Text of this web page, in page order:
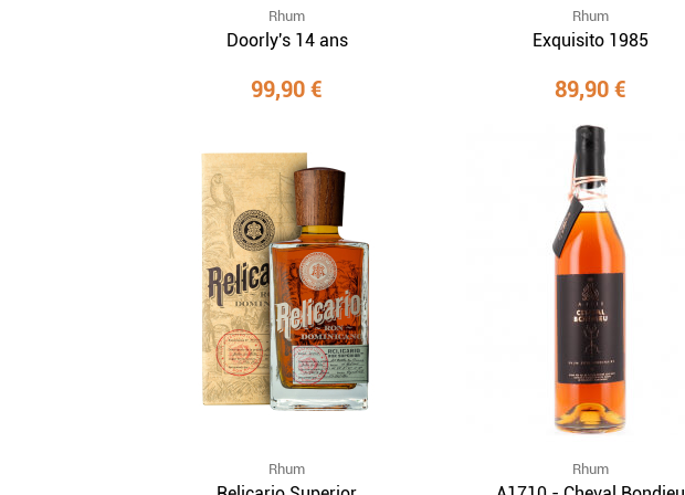
Rhum
Doorly's 14 ans
99,90 €
Rhum
Exquisito 1985
89,90 €
Rhum Rhum